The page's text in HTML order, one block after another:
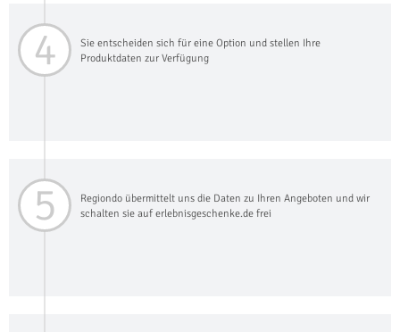
4
Sie entscheiden sich für eine Option und stellen Ihre
Produktdaten zur Verfügung
5
Regiondo übermittelt uns die Daten zu Ihren Angeboten und wir
schalten sie auf erlebnisgeschenke.de frei